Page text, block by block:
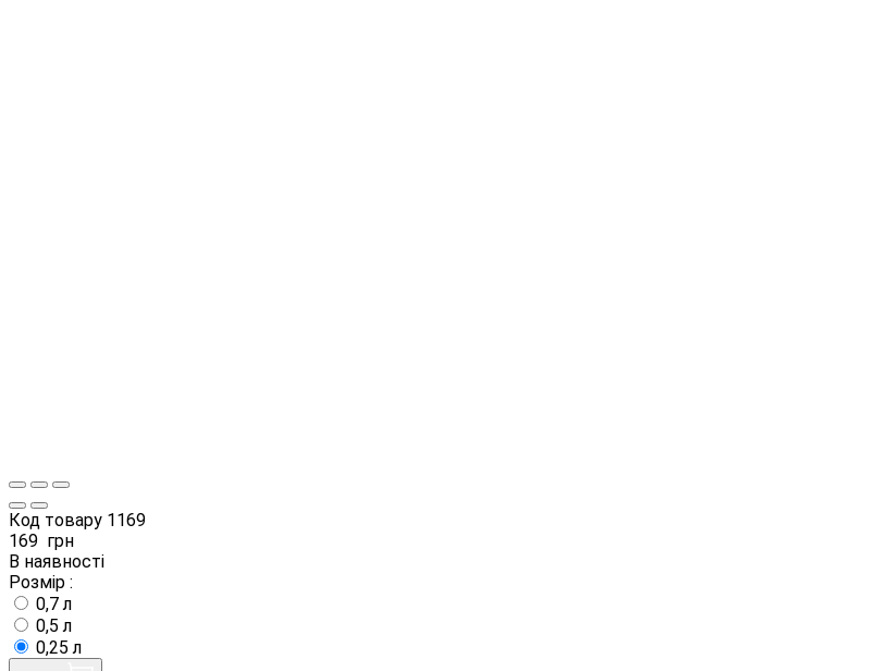
Код товару 1169
169 грн
В наявності
Розмір :
0,7 л
0,5 л
0,25 л